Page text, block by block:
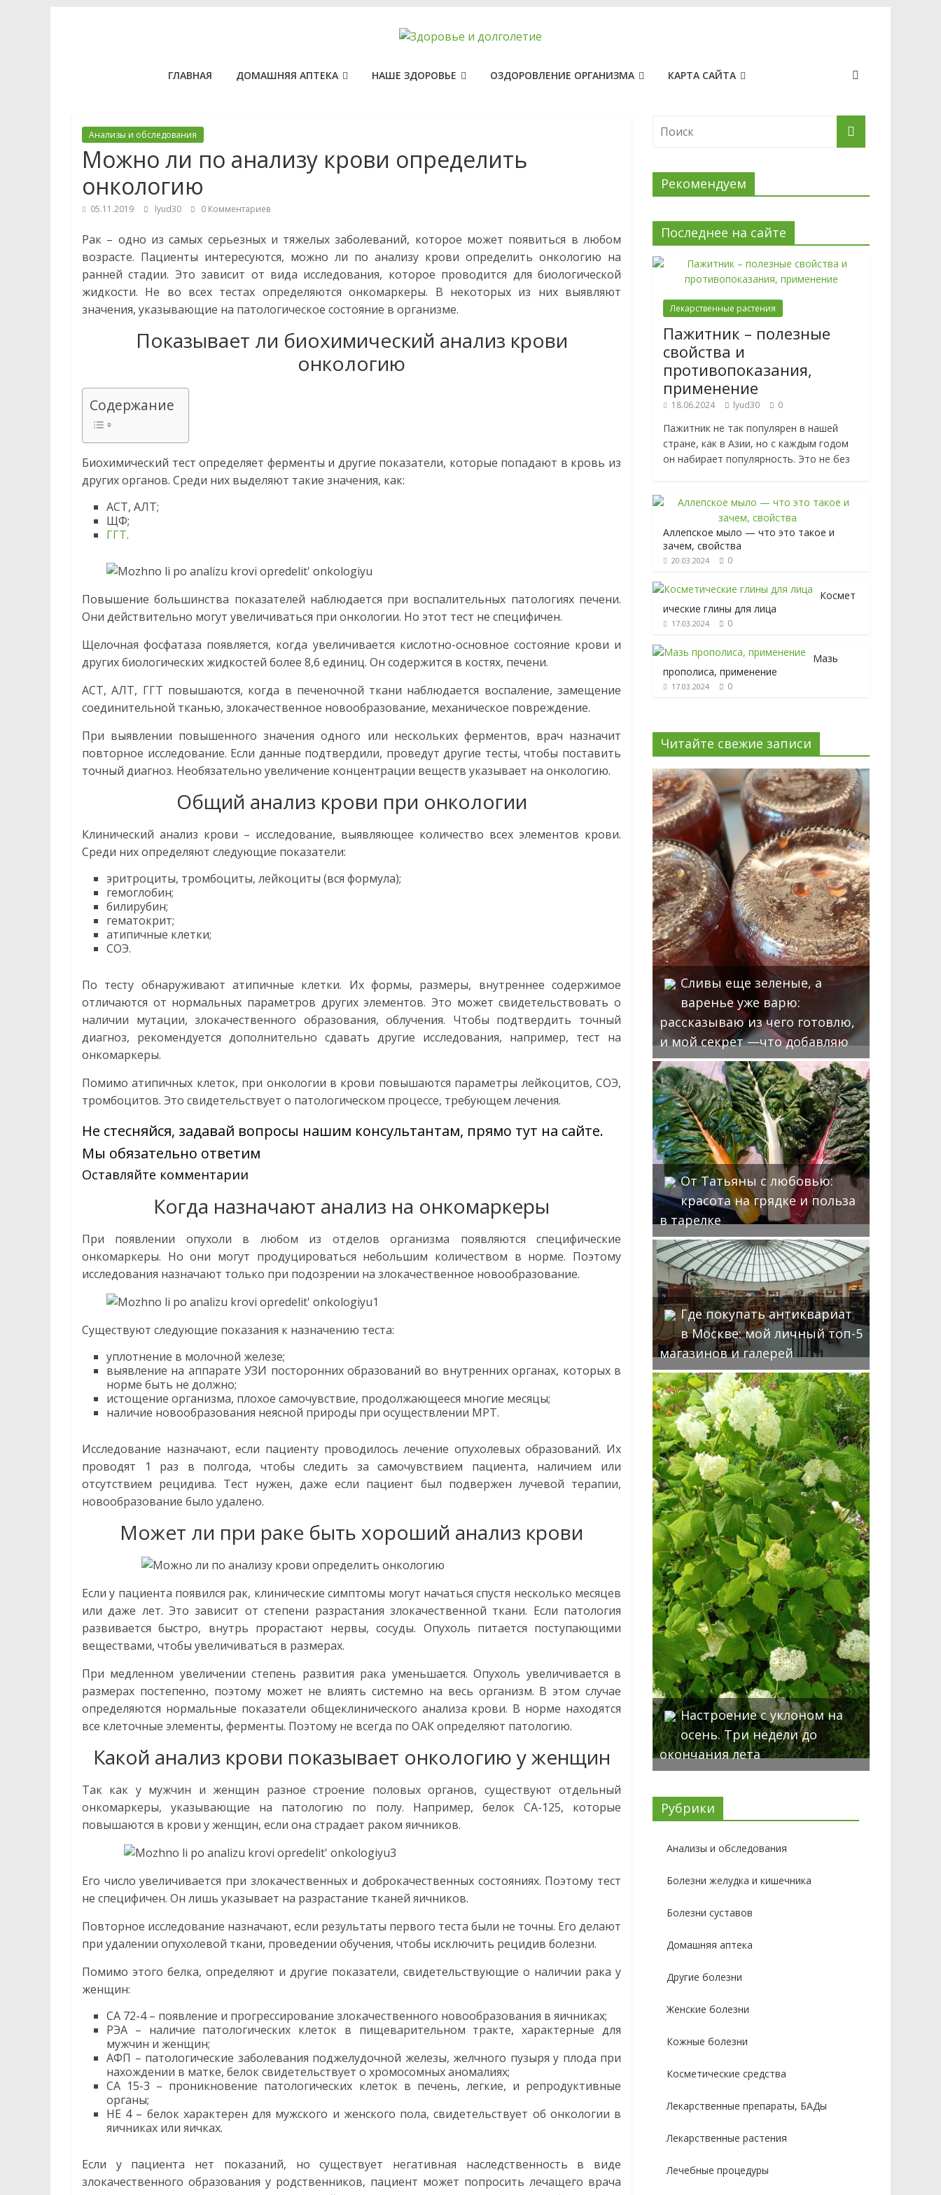
Здоровье
долголетие
Рецепты
народной
медицины.
профилактике
лечении
заболеваний.
народных
методах
лечения.
Правила
заготовки
лечебных
трав,
рецепты,
многое
ГЛАВНАЯ ДОМАШНЯЯ АПТЕКА НАШЕ ЗДОРОВЬЕ ОЗДОРОВЛЕНИЕ ОРГАНИЗМА КАРТА САЙТА
Анализы и обследования
Можно ли по анализу крови определить
онкологию
05.11.2019 lyud30 0 Комментариев
Рак – одно из самых серьезных и тяжелых заболеваний, которое может появиться в любом
возрасте. Пациенты интересуются, можно ли по анализу крови определить онкологию на
ранней стадии. Это зависит от вида исследования, которое проводится для биологической
жидкости. Не во всех тестах определяются онкомаркеры. В некоторых из них выявляют
значения, указывающие на патологическое состояние в организме.
Показывает ли биохимический анализ крови
онкологию
Содержание
Биохимический тест определяет ферменты и другие показатели, которые попадают в кровь из
других органов. Среди них выделяют такие значения, как:
АСТ, АЛТ;
ЩФ;
ГГТ.
Повышение большинства показателей наблюдается при воспалительных патологиях печени.
Они действительно могут увеличиваться при онкологии. Но этот тест не специфичен.
Щелочная фосфатаза появляется, когда увеличивается кислотно-основное состояние крови и
других биологических жидкостей более 8,6 единиц. Он содержится в костях, печени.
АСТ, АЛТ, ГГТ повышаются, когда в печеночной ткани наблюдается воспаление, замещение
соединительной тканью, злокачественное новообразование, механическое повреждение.
При выявлении повышенного значения одного или нескольких ферментов, врач назначит
повторное исследование. Если данные подтвердили, проведут другие тесты, чтобы поставить
точный диагноз. Необязательно увеличение концентрации веществ указывает на онкологию.
Общий анализ крови при онкологии
Клинический анализ крови – исследование, выявляющее количество всех элементов крови.
Среди них определяют следующие показатели:
эритроциты, тромбоциты, лейкоциты (вся формула);
гемоглобин;
билирубин;
гематокрит;
атипичные клетки;
СОЭ.
По тесту обнаруживают атипичные клетки. Их формы, размеры, внутреннее содержимое
отличаются от нормальных параметров других элементов. Это может свидетельствовать о
наличии мутации, злокачественного образования, облучения. Чтобы подтвердить точный
диагноз, рекомендуется дополнительно сдавать другие исследования, например, тест на
онкомаркеры.
Помимо атипичных клеток, при онкологии в крови повышаются параметры лейкоцитов, СОЭ,
тромбоцитов. Это свидетельствует о патологическом процессе, требующем лечения.
Не стесняйся, задавай вопросы нашим консультантам, прямо тут на сайте.
Мы обязательно ответим
Оставляйте комментарии
Когда назначают анализ на онкомаркеры
При появлении опухоли в любом из отделов организма появляются специфические
онкомаркеры. Но они могут продуцироваться небольшим количеством в норме. Поэтому
исследования назначают только при подозрении на злокачественное новообразование.
Существуют следующие показания к назначению теста:
уплотнение в молочной железе;
выявление на аппарате УЗИ посторонних образований во внутренних органах, которых в
норме быть не должно;
истощение организма, плохое самочувствие, продолжающееся многие месяцы;
наличие новообразования неясной природы при осуществлении МРТ.
Исследование назначают, если пациенту проводилось лечение опухолевых образований. Их
проводят 1 раз в полгода, чтобы следить за самочувствием пациента, наличием или
отсутствием рецидива. Тест нужен, даже если пациент был подвержен лучевой терапии,
новообразование было удалено.
Может ли при раке быть хороший анализ крови
Если у пациента появился рак, клинические симптомы могут начаться спустя несколько месяцев
или даже лет. Это зависит от степени разрастания злокачественной ткани. Если патология
развивается быстро, внутрь прорастают нервы, сосуды. Опухоль питается поступающими
веществами, чтобы увеличиваться в размерах.
При медленном увеличении степень развития рака уменьшается. Опухоль увеличивается в
размерах постепенно, поэтому может не влиять системно на весь организм. В этом случае
определяются нормальные показатели общеклинического анализа крови. В норме находятся
все клеточные элементы, ферменты. Поэтому не всегда по ОАК определяют патологию.
Какой анализ крови показывает онкологию у женщин
Так как у мужчин и женщин разное строение половых органов, существуют отдельный
онкомаркеры, указывающие на патологию по полу. Например, белок CA-125, которые
повышаются в крови у женщин, если она страдает раком яичников.
Его число увеличивается при злокачественных и доброкачественных состояниях. Поэтому тест
не специфичен. Он лишь указывает на разрастание тканей яичников.
Повторное исследование назначают, если результаты первого теста были не точны. Его делают
при удалении опухолевой ткани, проведении обучения, чтобы исключить рецидив болезни.
Помимо этого белка, определяют и другие показатели, свидетельствующие о наличии рака у
женщин:
CA 72-4 – появление и прогрессирование злокачественного новообразования в яичниках;
РЭА – наличие патологических клеток в пищеварительном тракте, характерные для
мужчин и женщин;
АФП – патологические заболевания поджелудочной железы, желчного пузыря у плода при
нахождении в матке, белок свидетельствует о хромосомных аномалиях;
CA 15-3 – проникновение патологических клеток в печень, легкие, и репродуктивные
органы;
HE 4 – белок характерен для мужского и женского пола, свидетельствует об онкологии в
яичниках или яичках.
Если у пациента нет показаний, но существует негативная наследственность в виде
злокачественного образования у родственников, пациент может попросить лечащего врача
Рекомендуем
Последнее на сайте
Лекарственные растения
Пажитник – полезные
свойства и
противопоказания,
применение
18.06.2024 lyud30 0
Пажитник не так популярен в нашей
стране, как в Азии, но с каждым годом
он набирает популярность. Это не без
Аллепское мыло — что это такое и
зачем, свойства
20.03.2024 0
Космет
ические глины для лица
17.03.2024 0
Мазь
прополиса, применение
17.03.2024 0
Читайте свежие записи
Сливы еще зеленые, а
варенье уже варю:
рассказываю из чего готовлю,
и мой секрет —что добавляю
От Татьяны с любовью:
красота на грядке и польза
в тарелке
Где покупать антиквариат
в Москве: мой личный топ-5
магазинов и галерей
Настроение с уклоном на
осень. Три недели до
окончания лета
Рубрики
Анализы и обследования
Болезни желудка и кишечника
Болезни суставов
Домашняя аптека
Другие болезни
Женские болезни
Кожные болезни
Косметические средства
Лекарственные препараты, БАДы
Лекарственные растения
Лечебные процедуры